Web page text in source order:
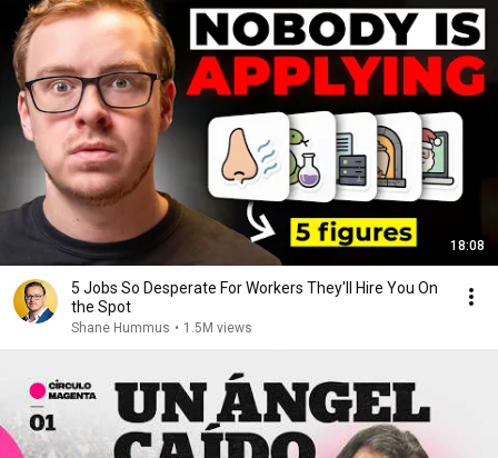
18:08
5 Jobs So Desperate For Workers They'll Hire You On
the Spot
Shane Hummus • 1.5M views